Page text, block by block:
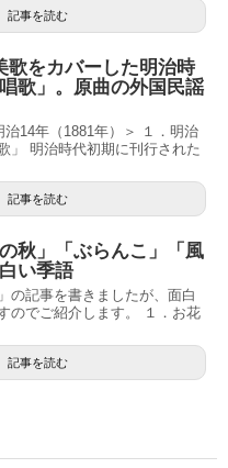
記事を読む
歌をカバーした明治時
歌」。原曲の外国民謡
治14年（1881年）＞ １．明治
」 明治時代初期に刊行された
記事を読む
秋」「ぶらんこ」「風
い季語
の記事を書きましたが、面白
のでご紹介します。 １．お花
記事を読む